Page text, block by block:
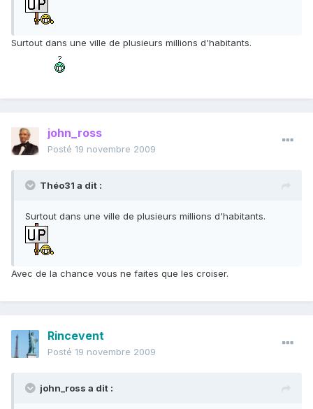
Surtout dans une ville de plusieurs millions d'habitants.
john_ross
Posté 19 novembre 2009
Théo31 a dit :
Surtout dans une ville de plusieurs millions d'habitants.
Avec de la chance vous ne faites que les croiser.
Rincevent
Posté 19 novembre 2009
john_ross a dit :